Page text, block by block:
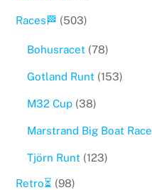
Races🏁 (503)
Bohusracet(78)
Gotland Runt(153)
M32 Cup(38)
Marstrand Big Boat Race
Tjörn Runt(123)
Retro⏳ (98)